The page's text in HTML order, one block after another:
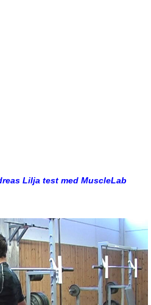
Lilja test med MuscleLab